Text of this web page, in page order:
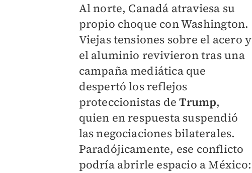
Al norte, Canadá atraviesa su
propio choque con Washington.
Viejas tensiones sobre el acero y
el aluminio revivieron tras una
campaña mediática que
despertó los reflejos
proteccionistas deTrump,
quien en respuesta suspendió
las negociaciones bilaterales.
Paradójicamente, ese conflicto
podría abrirle espacio a México: